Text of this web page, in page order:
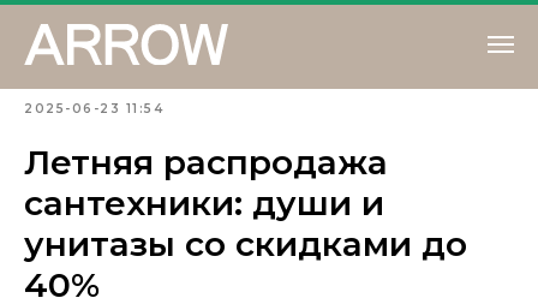
2025-06-23 11:54
Летняя распродажа
сантехники: души и
унитазы со скидками до
40%